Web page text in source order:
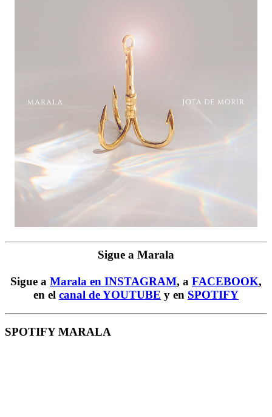
Sigue a Marala
Sigue a Marala en INSTAGRAM, a FACEBOOK,
en el canal de YOUTUBE y en SPOTIFY
SPOTIFY MARALA